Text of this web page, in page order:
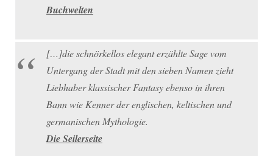
Buchwelten
[…]die schnörkellos elegant erzählte Sage vom
Untergang der Stadt mit den sieben Namen zieht
Liebhaber klassischer Fantasy ebenso in ihren
Bann wie Kenner der englischen, keltischen und
germanischen Mythologie.
Die Seilerseite